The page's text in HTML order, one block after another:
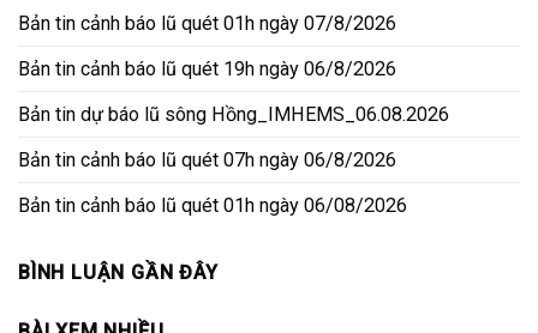
Bản tin cảnh báo lũ quét 01h ngày 07/8/2026
Bản tin cảnh báo lũ quét 19h ngày 06/8/2026
Bản tin dự báo lũ sông Hồng_IMHEMS_06.08.2026
Bản tin cảnh báo lũ quét 07h ngày 06/8/2026
Bản tin cảnh báo lũ quét 01h ngày 06/08/2026
BÌNH LUẬN GẦN ĐÂY